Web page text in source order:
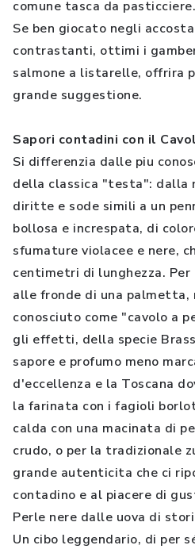
comune tasca da pasticciere.
Se ben giocato negli
contrastanti, ottimi i
salmone a listarelle, offrira
grande suggestione.
Sapori contadini con il
Si differenzia dalle piu
della classica "testa": dalla
diritte e sode simili a un
bollosa e increspata, di
sfumature violacee e nere,
centimetri di lunghezza.
alle fronde di una palmetta,
conosciuto come "cavolo a
gli effetti, della specie
sapore e profumo meno
d'eccellenza e la Toscana
la farinata con i fagioli
calda con una macinata di
crudo, o per la tradizionale
grande autenticita che ci
contadino e al piacere di
Perle nere dalle uova di
Un cibo leggendario, di per